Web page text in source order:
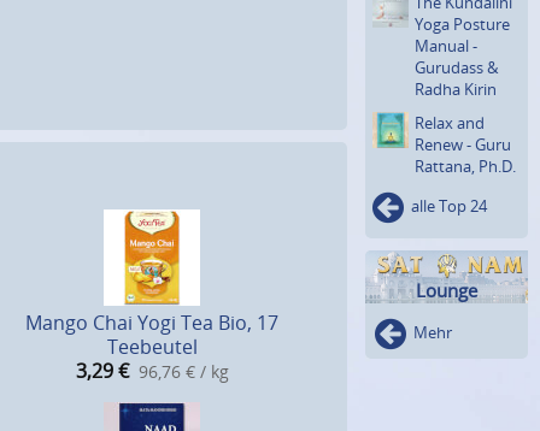
Mango Chai Yogi Tea Bio, 17
Teebeutel
3,29 € 96,76 € / kg
Yoga Posture
Manual -
Gurudass &
Radha Kirin
Relax and
Renew - Guru
Rattana, Ph.D.
alle Top 24
Lounge
Mehr